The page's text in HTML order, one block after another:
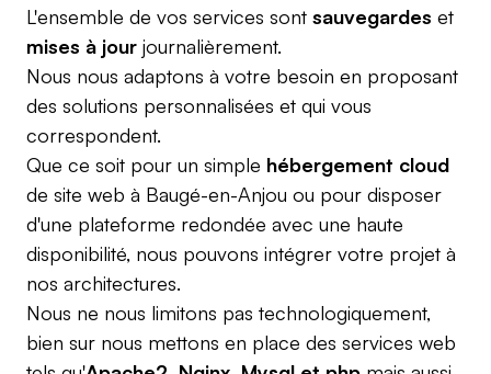
L'ensemble de vos services sont sauvegardes et
mises à jour journalièrement.
Nous nous adaptons à votre besoin en proposant
des solutions personnalisées et qui vous
correspondent.
Que ce soit pour un simple hébergement cloud
de site web à Baugé-en-Anjou ou pour disposer
d'une plateforme redondée avec une haute
disponibilité, nous pouvons intégrer votre projet à
nos architectures.
Nous ne nous limitons pas technologiquement,
bien sur nous mettons en place des services web